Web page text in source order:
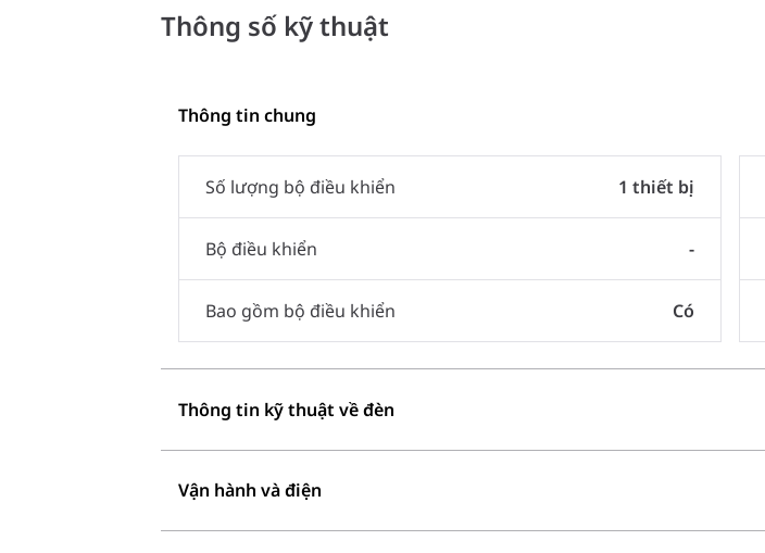
Thông số kỹ thuật
Thông tin chung
Số lượng bộ điều khiển 1 thiết bị
Bộ điều khiển -
Bao gồm bộ điều khiển Có
Thông tin kỹ thuật về đèn
Vận hành và điện